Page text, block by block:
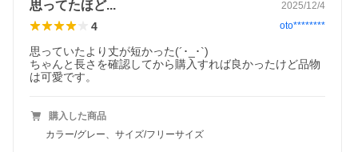
思ってたほど... 2025/12/4
4 oto********
思っていたより丈が短かった(´･_･`)
ちゃんと長さを確認してから購入すれば良かったけど品物
は可愛です。
購入した商品
カラー/グレー、サイズ/フリーサイズ